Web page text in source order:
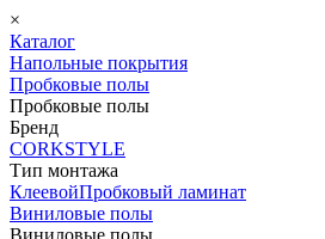
×
Каталог
Напольные покрытия
Пробковые полы
Пробковые полы
Бренд
CORKSTYLE
Тип монтажа
КлеевойПробковый ламинат
Виниловые полы
Виниловые полы